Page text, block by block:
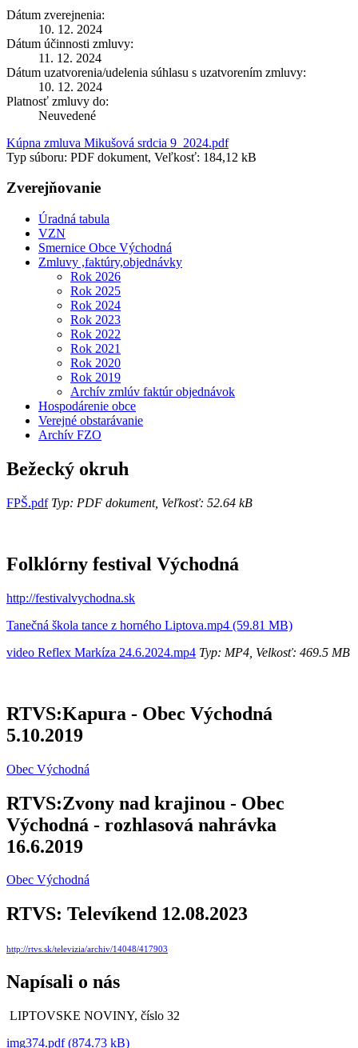
Dátum zverejnenia:
10. 12. 2024
Dátum účinnosti zmluvy:
11. 12. 2024
Dátum uzatvorenia/udelenia súhlasu s uzatvorením zmluvy:
10. 12. 2024
Platnosť zmluvy do:
Neuvedené
Kúpna zmluva Mikušová srdcia 9_2024.pdf
Typ súboru: PDF dokument, Veľkosť: 184,12 kB
Zverejňovanie
Úradná tabula
VZN
Smernice Obce Východná
Zmluvy ,faktúry,objednávky
Rok 2026
Rok 2025
Rok 2024
Rok 2023
Rok 2022
Rok 2021
Rok 2020
Rok 2019
Archív zmlúv faktúr objednávok
Hospodárenie obce
Verejné obstarávanie
Archív FZO
Bežecký okruh
FPŠ.pdfTyp: PDF dokument, Veľkosť: 52.64 kB
Folklórny festival Východná
http://festivalvychodna.sk
Tanečná škola tance z horného Liptova.mp4 (59.81 MB)
video Reflex Markíza 24.6.2024.mp4 Typ: MP4, Velkosť: 469.5 MB
RTVS:Kapura - Obec Východná
5.10.2019
Obec Východná
RTVS:Zvony nad krajinou - Obec
Východná - rozhlasová nahrávka
16.6.2019
Obec Východná
RTVS: Televíkend 12.08.2023
http://rtvs.sk/televizia/archiv/14048/417903
Napísali o nás
LIPTOVSKE NOVINY, číslo 32
img374.pdf (874.73 kB)